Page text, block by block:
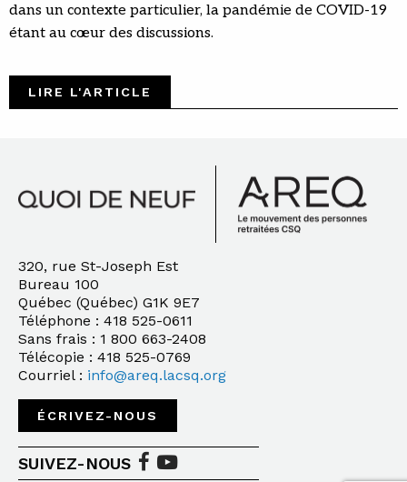
dans un contexte particulier, la pandémie de COVID-19
étant au cœur des discussions.
LIRE L'ARTICLE
320, rue St-Joseph Est
Bureau 100
Québec (Québec) G1K 9E7
Téléphone : 418 525-0611
Sans frais : 1 800 663-2408
Télécopie : 418 525-0769
Courriel : info@areq.lacsq.org
ÉCRIVEZ-NOUS
SUIVEZ-NOUS